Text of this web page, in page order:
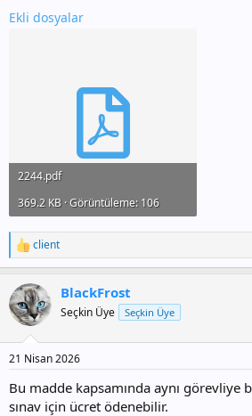
Ekli dosyalar
2244.pdf
369.2 KB · Görüntüleme: 106
T
e
k
i
l
client
BlackFrost
Seçkin Üye Seçkin Üye
21 Nisan 2026
Bu madde kapsamında aynı görevliye
sınav için ücret ödenebilir.